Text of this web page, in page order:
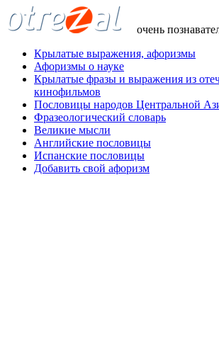
очень
Крылатые выражения, афоризмы
Афоризмы о науке
Крылатые фразы и выражения из
кинофильмов
Пословицы народов Центральной
Фразеологический словарь
Великие мысли
Английские пословицы
Испанские пословицы
Добавить свой афоризм